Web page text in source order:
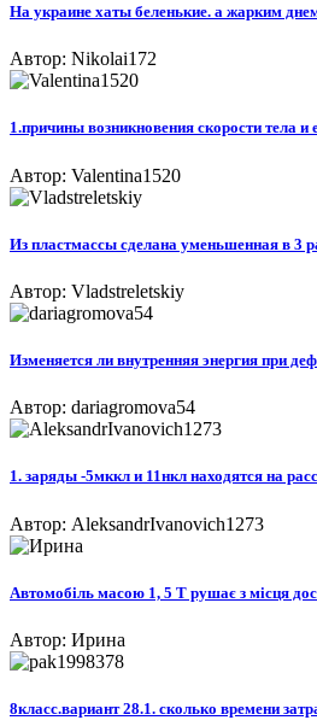
На украине хаты беленькие. а жарким
Автор: Nikolai172
1.причины возникновения скорости тела
Автор: Valentina1520
Из пластмассы сделана уменьшенная в 3
Автор: Vladstreletskiy
Изменяется ли внутренняя энергия при
Автор: dariagromova54
1. заряды -5мккл и 11нкл находятся на
Автор: AleksandrIvanovich1273
Автомобіль масою 1, 5 Т рушає з місця
Автор: Ирина
8класс.вариант 28.1. сколько времени